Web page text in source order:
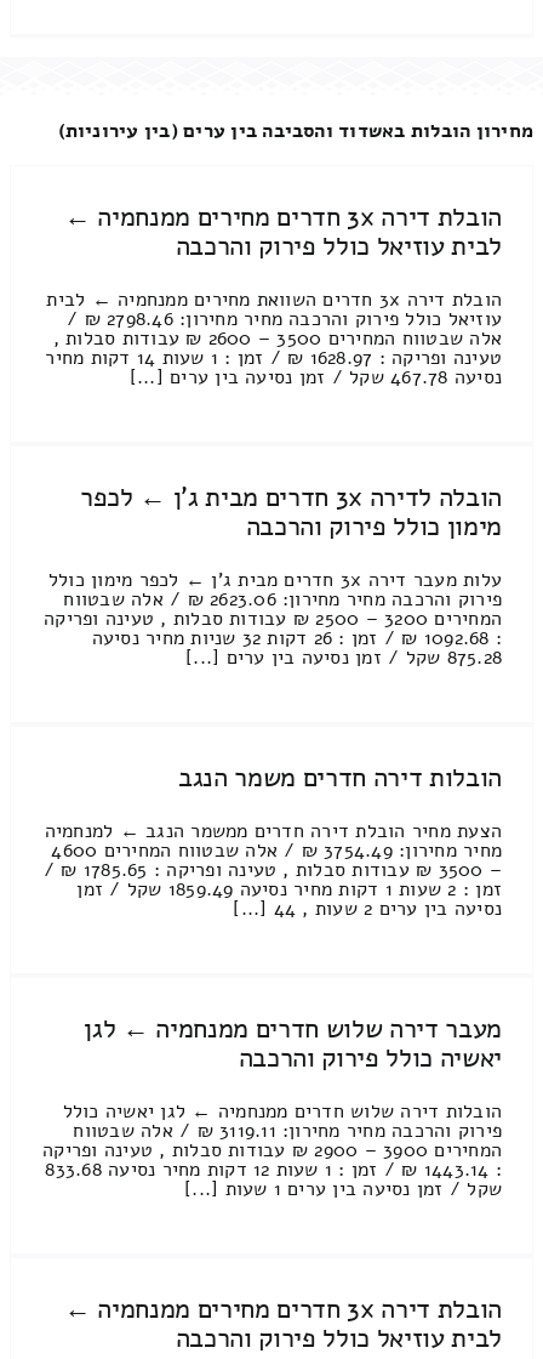
מחירון הובלות באשדוד והסביבה בין ערים (בין עירוניות)
הובלת דירה 3x חדרים מחירים ממנחמיה ←
לבית עוזיאל כולל פירוק והרכבה
הובלת דירה 3x חדרים השוואת מחירים ממנחמיה ← לבית
עוזיאל כולל פירוק והרכבה מחיר מחירון: 2798.46 ₪ /
אלה שבטווח המחירים 3500 – 2600 ₪ עבודות סבלות ,
טעינה ופריקה : 1628.97 ₪ / זמן : 1 שעות 14 דקות מחיר
נסיעה 467.78 שקל / זמן נסיעה בין ערים [...]
הובלה לדירה 3x חדרים מבית ג'ן ← לכפר
מימון כולל פירוק והרכבה
עלות מעבר דירה 3x חדרים מבית ג'ן ← לכפר מימון כולל
פירוק והרכבה מחיר מחירון: 2623.06 ₪ / אלה שבטווח
המחירים 3200 – 2500 ₪ עבודות סבלות , טעינה ופריקה
: 1092.68 ₪ / זמן : 26 דקות 32 שניות מחיר נסיעה
875.28 שקל / זמן נסיעה בין ערים [...]
הובלות דירה חדרים משמר הנגב
הצעת מחיר הובלת דירה חדרים ממשמר הנגב ← למנחמיה
מחיר מחירון: 3754.49 ₪ / אלה שבטווח המחירים 4600
– 3500 ₪ עבודות סבלות , טעינה ופריקה : 1785.65 ₪ /
זמן : 2 שעות 1 דקות מחיר נסיעה 1859.49 שקל / זמן
נסיעה בין ערים 2 שעות , 44 [...]
מעבר דירה שלוש חדרים ממנחמיה ← לגן
יאשיה כולל פירוק והרכבה
הובלות דירה שלוש חדרים ממנחמיה ← לגן יאשיה כולל
פירוק והרכבה מחיר מחירון: 3119.11 ₪ / אלה שבטווח
המחירים 3900 – 2900 ₪ עבודות סבלות , טעינה ופריקה
: 1443.14 ₪ / זמן : 1 שעות 12 דקות מחיר נסיעה 833.68
שקל / זמן נסיעה בין ערים 1 שעות [...]
הובלת דירה 3x חדרים מחירים ממנחמיה ←
לבית עוזיאל כולל פירוק והרכבה